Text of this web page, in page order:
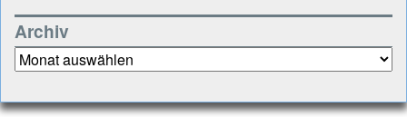
Archiv
Archiv